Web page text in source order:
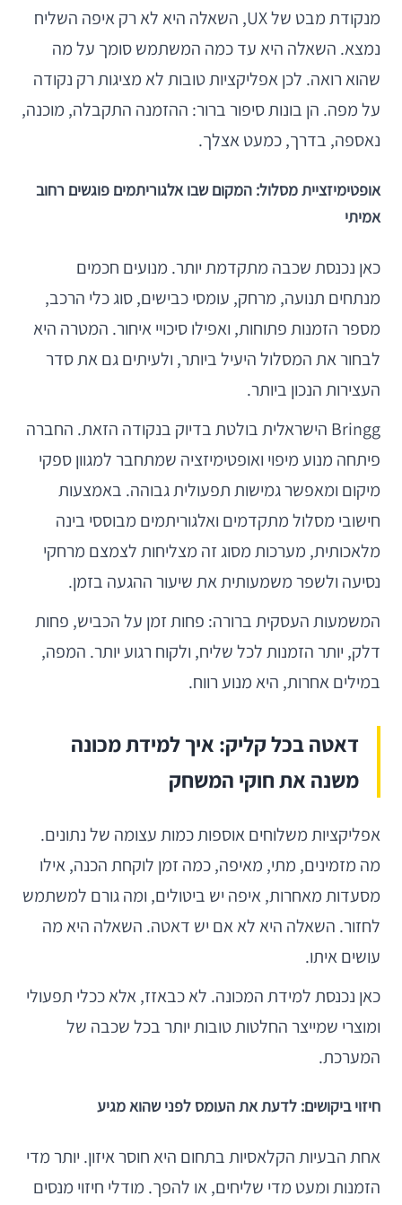
מנקודת מבט של UX, השאלה היא לא רק איפה השליח
נמצא. השאלה היא עד כמה המשתמש סומך על מה
שהוא רואה. לכן אפליקציות טובות לא מציגות רק נקודה
על מפה. הן בונות סיפור ברור: ההזמנה התקבלה, מוכנה,
נאספה, בדרך, כמעט אצלך.
אופטימיזציית מסלול: המקום שבו אלגוריתמים פוגשים רחוב
אמיתי
כאן נכנסת שכבה מתקדמת יותר. מנועים חכמים
מנתחים תנועה, מרחק, עומסי כבישים, סוג כלי הרכב,
מספר הזמנות פתוחות, ואפילו סיכויי איחור. המטרה היא
לבחור את המסלול היעיל ביותר, ולעיתים גם את סדר
העצירות הנכון ביותר.
Bringg הישראלית בולטת בדיוק בנקודה הזאת. החברה
פיתחה מנוע מיפוי ואופטימיזציה שמתחבר למגוון ספקי
מיקום ומאפשר גמישות תפעולית גבוהה. באמצעות
חישובי מסלול מתקדמים ואלגוריתמים מבוססי בינה
מלאכותית, מערכות מסוג זה מצליחות לצמצם מרחקי
נסיעה ולשפר משמעותית את שיעור ההגעה בזמן.
המשמעות העסקית ברורה: פחות זמן על הכביש, פחות
דלק, יותר הזמנות לכל שליח, ולקוח רגוע יותר. המפה,
במילים אחרות, היא מנוע רווח.
דאטה בכל קליק: איך למידת מכונה
משנה את חוקי המשחק
אפליקציות משלוחים אוספות כמות עצומה של נתונים.
מה מזמינים, מתי, מאיפה, כמה זמן לוקחת הכנה, אילו
מסעדות מאחרות, איפה יש ביטולים, ומה גורם למשתמש
לחזור. השאלה היא לא אם יש דאטה. השאלה היא מה
עושים איתו.
כאן נכנסת למידת המכונה. לא כבאזז, אלא ככלי תפעולי
ומוצרי שמייצר החלטות טובות יותר בכל שכבה של
המערכת.
חיזוי ביקושים: לדעת את העומס לפני שהוא מגיע
אחת הבעיות הקלאסיות בתחום היא חוסר איזון. יותר מדי
הזמנות ומעט מדי שליחים, או להפך. מודלי חיזוי מנסים